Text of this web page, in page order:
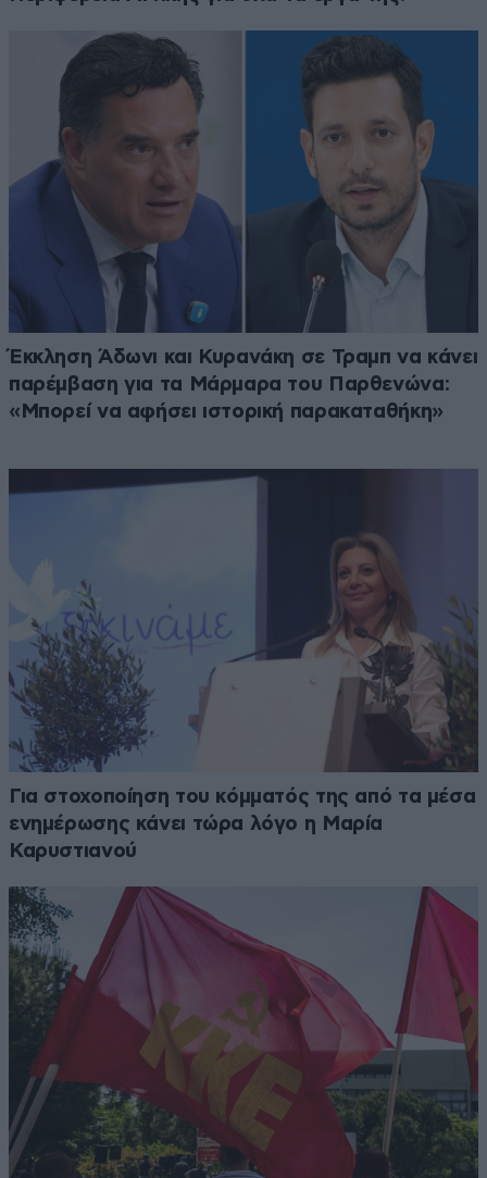
Έκκληση Άδωνι και Κυρανάκη σε Τραμπ να κάνει
παρέμβαση για τα Μάρμαρα του Παρθενώνα:
«Μπορεί να αφήσει ιστορική παρακαταθήκη»
Για στοχοποίηση του κόμματός της από τα μέσα
ενημέρωσης κάνει τώρα λόγο η Μαρία
Καρυστιανού